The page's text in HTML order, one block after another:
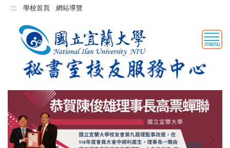
跳::: 學校首頁 網站導覽